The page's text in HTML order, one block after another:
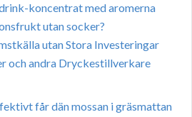
koncentrat med aromerna
utan socker?
utan Stora Investeringar
och andra Dryckestillverkare
får dän mossan i gräsmattan